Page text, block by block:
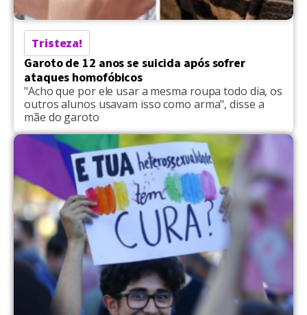
Tristeza!
Garoto de 12 anos se suicida após sofrer
ataques homofóbicos
"Acho que por ele usar a mesma roupa todo dia, os
outros alunos usavam isso como arma", disse a
mãe do garoto